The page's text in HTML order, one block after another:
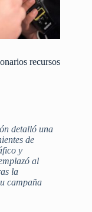
recursos
detalló una
de
y
al
la
campaña